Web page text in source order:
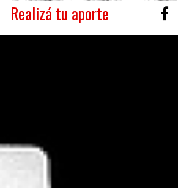
Realizá tu aporte